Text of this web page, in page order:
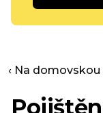
‹ Na